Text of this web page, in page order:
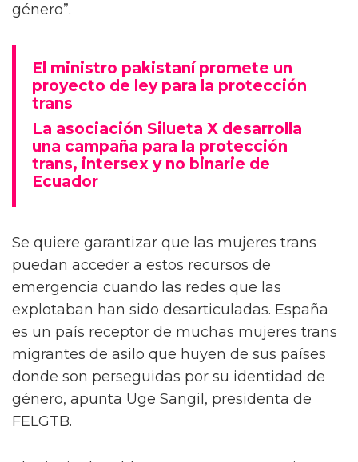
género”.
El ministro pakistaní promete un
proyecto de ley para la protección
trans
La asociación Silueta X desarrolla
una campaña para la protección
trans, intersex y no binarie de
Ecuador
Se quiere garantizar que las mujeres trans
puedan acceder a estos recursos de
emergencia cuando las redes que las
explotaban han sido desarticuladas. España
es un país receptor de muchas mujeres trans
migrantes de asilo que huyen de sus países
donde son perseguidas por su identidad de
género, apunta Uge Sangil, presidenta de
FELGTB.